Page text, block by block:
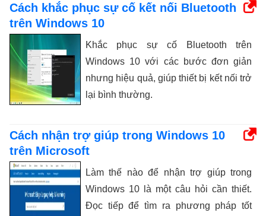
Cách khắc phục sự cố kết nối Bluetooth
trên Windows 10
Khắc phục sự cố Bluetooth trên
Windows 10 với các bước đơn giản
nhưng hiệu quả, giúp thiết bị kết nối trở
lại bình thường.
Cách nhận trợ giúp trong Windows 10
trên Microsoft
Làm thế nào để nhận trợ giúp trong
Windows 10 là một câu hỏi cần thiết.
Đọc tiếp để tìm ra phương pháp tốt